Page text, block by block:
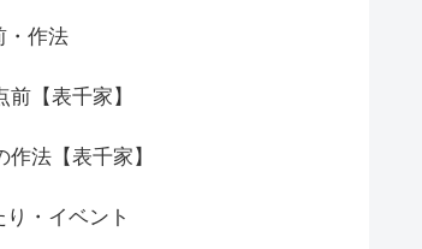
・作法
前【表千家】
作法【表千家】
り・イベント